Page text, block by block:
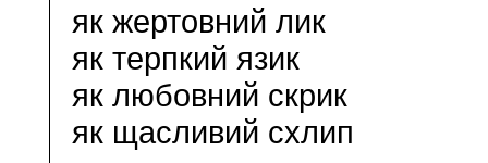
як жертовний лик
як терпкий язик
як любовний скрик
як щасливий схлип